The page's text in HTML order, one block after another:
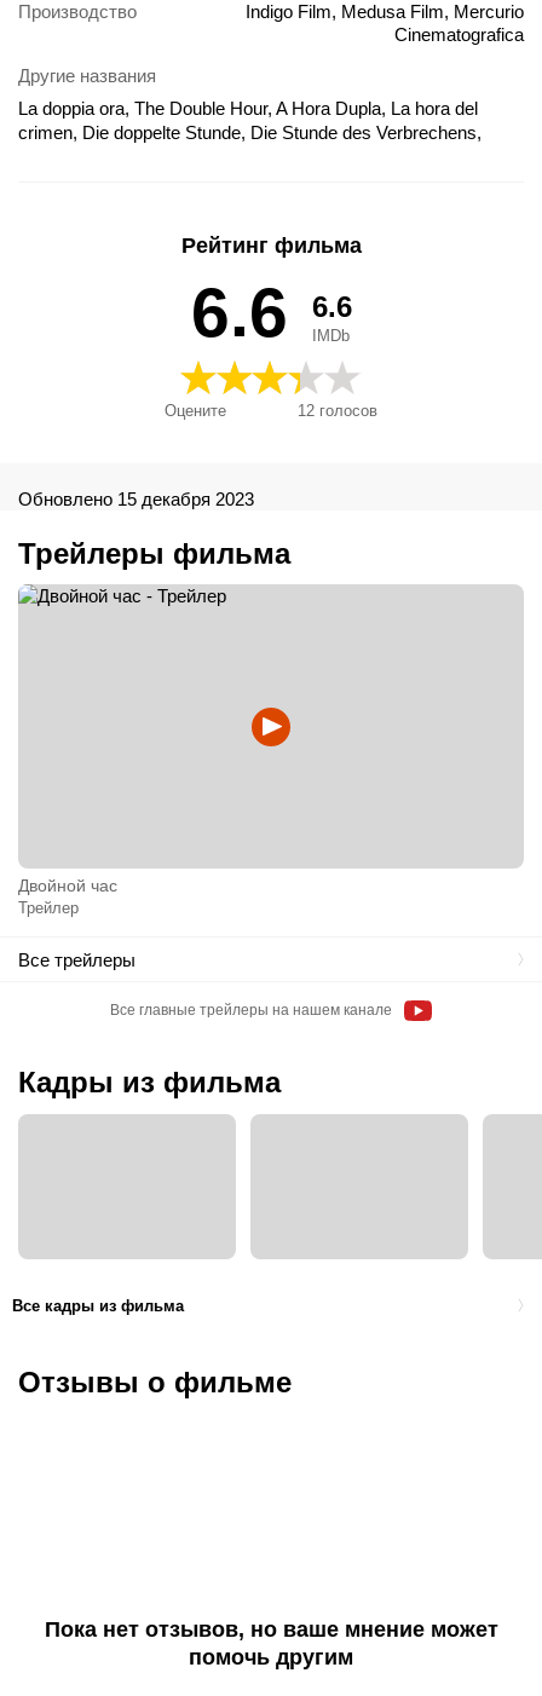
Производство
Indigo Film, Medusa Film, Mercurio
Cinematografica
Другие названия
La doppia ora, The Double Hour, A Hora Dupla, La hora del
crimen, Die doppelte Stunde, Die Stunde des Verbrechens,
Рейтинг фильма
6.6
Оцените 12 голосов
6.6
IMDb
Обновлено 15 декабря 2023
Трейлеры фильма
Двойной час
Трейлер
Все трейлеры
Все главные трейлеры на нашем канале
Кадры из фильма
Все кадры из фильма
Отзывы о фильме
Пока нет отзывов, но ваше мнение может
помочь другим